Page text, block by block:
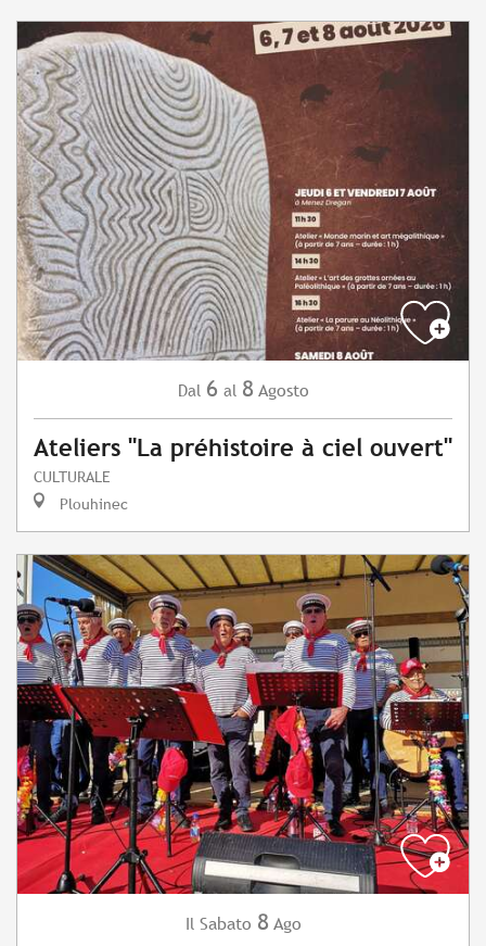
Dal 6 al 8 Agosto
Ateliers "La préhistoire à ciel ouvert"
CULTURALE
Plouhinec
Il Sabato 8 Ago